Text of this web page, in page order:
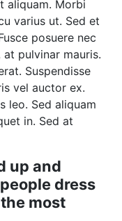
aliquam. Morbi
varius ut. Sed et
posuere nec
pulvinar mauris.
Suspendisse
vel auctor ex.
leo. Sed aliquam
in. Sed at
up and
dress
most